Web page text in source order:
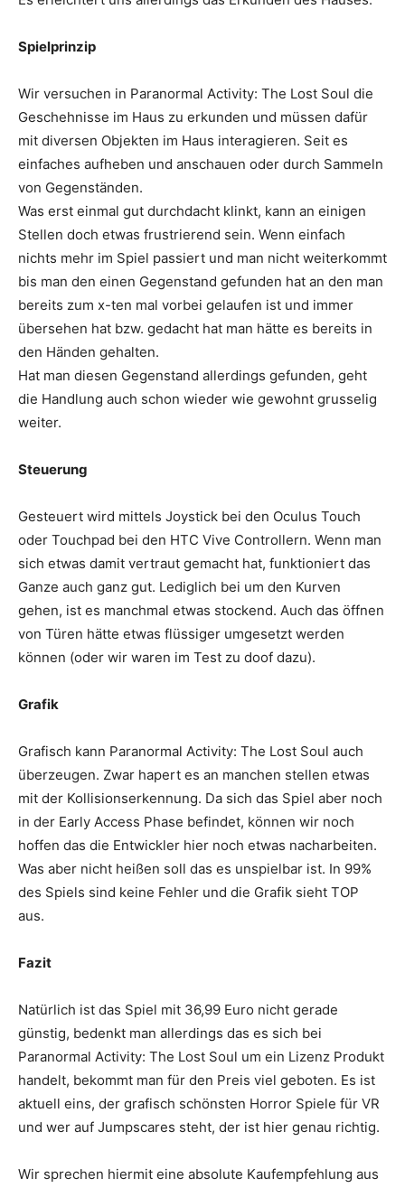
Spielprinzip
Wir versuchen in Paranormal Activity: The Lost Soul die
Geschehnisse im Haus zu erkunden und müssen dafür
mit diversen Objekten im Haus interagieren. Seit es
einfaches aufheben und anschauen oder durch Sammeln
von Gegenständen.
Was erst einmal gut durchdacht klinkt, kann an einigen
Stellen doch etwas frustrierend sein. Wenn einfach
nichts mehr im Spiel passiert und man nicht weiterkommt
bis man den einen Gegenstand gefunden hat an den man
bereits zum x-ten mal vorbei gelaufen ist und immer
übersehen hat bzw. gedacht hat man hätte es bereits in
den Händen gehalten.
Hat man diesen Gegenstand allerdings gefunden, geht
die Handlung auch schon wieder wie gewohnt grusselig
weiter.
Steuerung
Gesteuert wird mittels Joystick bei den Oculus Touch
oder Touchpad bei den HTC Vive Controllern. Wenn man
sich etwas damit vertraut gemacht hat, funktioniert das
Ganze auch ganz gut. Lediglich bei um den Kurven
gehen, ist es manchmal etwas stockend. Auch das öffnen
von Türen hätte etwas flüssiger umgesetzt werden
können (oder wir waren im Test zu doof dazu).
Grafik
Grafisch kann Paranormal Activity: The Lost Soul auch
überzeugen. Zwar hapert es an manchen stellen etwas
mit der Kollisionserkennung. Da sich das Spiel aber noch
in der Early Access Phase befindet, können wir noch
hoffen das die Entwickler hier noch etwas nacharbeiten.
Was aber nicht heißen soll das es unspielbar ist. In 99%
des Spiels sind keine Fehler und die Grafik sieht TOP
aus.
Fazit
Natürlich ist das Spiel mit 36,99 Euro nicht gerade
günstig, bedenkt man allerdings das es sich bei
Paranormal Activity: The Lost Soul um ein Lizenz Produkt
handelt, bekommt man für den Preis viel geboten. Es ist
aktuell eins, der grafisch schönsten Horror Spiele für VR
und wer auf Jumpscares steht, der ist hier genau richtig.
Wir sprechen hiermit eine absolute Kaufempfehlung aus